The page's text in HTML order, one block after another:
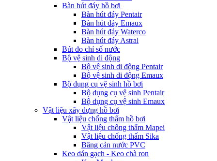
Bàn hút đáy hồ bơi
Bàn hút đáy Pentair
Bàn hút đáy Emaux
Bàn hút đáy Waterco
Bàn hút đáy Astral
Bút đo chỉ số nước
Bộ vệ sinh di động
Bộ vệ sinh di động Pentair
Bộ vệ sinh di động Emaux
Bộ dụng cụ vệ sinh hồ bơi
Bộ dụng cụ vệ sinh Pentair
Bộ dụng cụ vệ sinh Emaux
Vật liệu xây dựng hồ bơi
Vật liệu chống thấm hồ bơi
Vật liệu chống thấm Mapei
Vật liệu chống thấm Sika
Băng cản nước PVC
Keo dán gạch - Keo chà ron